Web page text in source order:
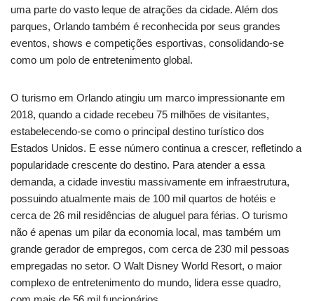
uma parte do vasto leque de atrações da cidade. Além dos
parques, Orlando também é reconhecida por seus grandes
eventos, shows e competições esportivas, consolidando-se
como um polo de entretenimento global.
O turismo em Orlando atingiu um marco impressionante em
2018, quando a cidade recebeu 75 milhões de visitantes,
estabelecendo-se como o principal destino turístico dos
Estados Unidos. E esse número continua a crescer, refletindo a
popularidade crescente do destino. Para atender a essa
demanda, a cidade investiu massivamente em infraestrutura,
possuindo atualmente mais de 100 mil quartos de hotéis e
cerca de 26 mil residências de aluguel para férias. O turismo
não é apenas um pilar da economia local, mas também um
grande gerador de empregos, com cerca de 230 mil pessoas
empregadas no setor. O Walt Disney World Resort, o maior
complexo de entretenimento do mundo, lidera esse quadro,